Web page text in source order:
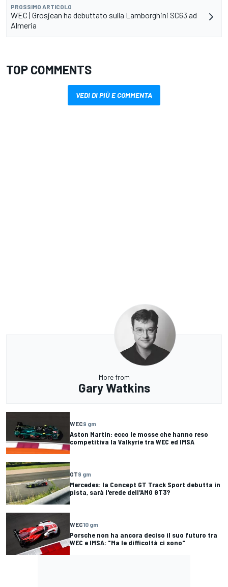
PROSSIMO ARTICOLO
WEC | Grosjean ha debuttato sulla Lamborghini SC63 ad
Almeria
TOP COMMENTS
VEDI DI PIÙ E COMMENTA
More from
Gary Watkins
WEC9 gm
Aston Martin: ecco le mosse che hanno reso
competitiva la Valkyrie tra WEC ed IMSA
GT9 gm
Mercedes: la Concept GT Track Sport debutta in
pista, sarà l'erede dell'AMG GT3?
WEC10 gm
Porsche non ha ancora deciso il suo futuro tra
WEC e IMSA: "Ma le difficoltà ci sono"